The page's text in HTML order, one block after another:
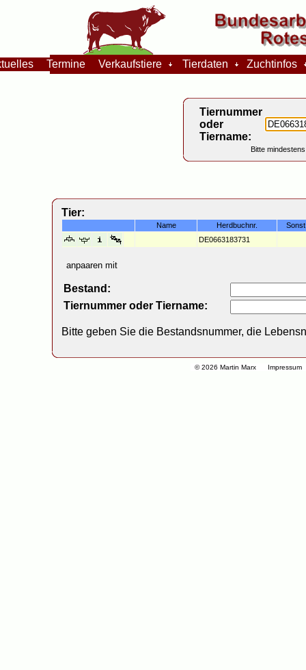
© 2026 Martin Marx Impressum
Termine Verkaufstiere Tierdaten Zuchtinfos
Tiernummer
oder
Tiername:
Bitte
Tier:
Name Herdbuchnr.
DE0663183731
anpaaren mit
Bestand:
Tiernummer oder Tiername:
Bitte geben Sie die Bestandsnummer, die